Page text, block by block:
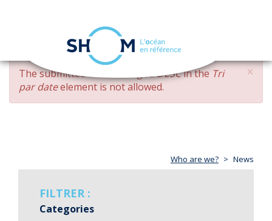
Skip
main
content
navigation
×
ERROR
MESSAGE
The submitted value changed DESCin the Tri
par dateelement is not allowed.
Who are we? News
FILTRER :
Categories